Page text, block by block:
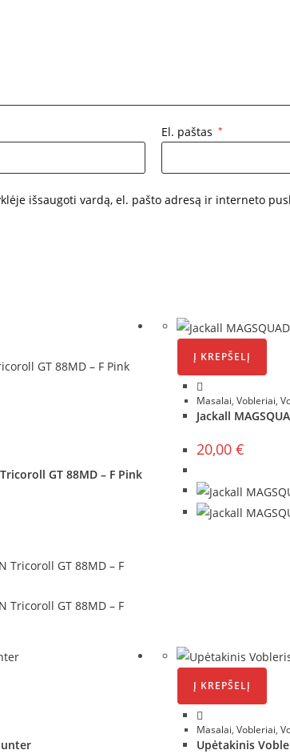
El. paštas *
išsaugoti vardą, el. pašto adresą ir interneto
GT 88MD – F Pink
Į KREPŠELĮ
Masalai,Vobleriai,
Jackall
20,00€
Į KREPŠELĮ
Masalai,Vobleriai,
Upėtakinis